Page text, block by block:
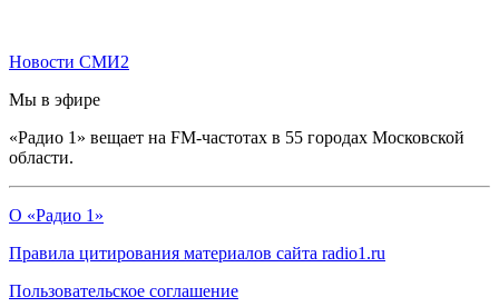
Новости СМИ2
Мы в эфире
«Радио 1» вещает на FM-частотах в 55 городах Московской
области.
О «Радио 1»
Правила цитирования материалов сайта radio1.ru
Пользовательское соглашение